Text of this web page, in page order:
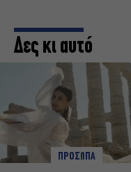
Δες κι αυτό
ΠΡΟΣΩΠΑ